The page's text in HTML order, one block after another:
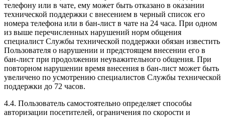
телефону или в чате, ему может быть отказано в оказании
технической поддержки с внесением в черный список его
номера телефона или в бан-лист в чате на 24 часа. При одном
из выше перечисленных нарушений норм общения
специалист Службы технической поддержки обязан известить
Пользователя о нарушении и предстоящем внесении его в
бан-лист при продолжении неуважительного общения. При
повторном нарушении время внесения в бан-лист может быть
увеличено по усмотрению специалистов Службы технической
поддержки до 72 часов.
4.4. Пользователь самостоятельно определяет способы
авторизации посетителей, ограничения по скорости и